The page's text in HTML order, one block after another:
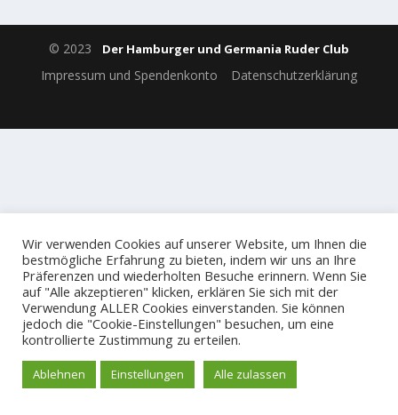
© 2023 Der Hamburger und Germania Ruder Club
Impressum und Spendenkonto Datenschutzerklärung
Wir verwenden Cookies auf unserer Website, um Ihnen die
bestmögliche Erfahrung zu bieten, indem wir uns an Ihre
Präferenzen und wiederholten Besuche erinnern. Wenn Sie
auf "Alle akzeptieren" klicken, erklären Sie sich mit der
Verwendung ALLER Cookies einverstanden. Sie können
jedoch die "Cookie-Einstellungen" besuchen, um eine
kontrollierte Zustimmung zu erteilen.
Ablehnen Einstellungen Alle zulassen